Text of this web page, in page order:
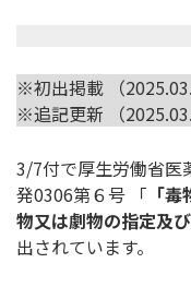
※初出掲載 （
※追記更新 （
3/7付で厚生労働省医
発0306第６号 「 「
物又は劇物の指定及
出されています。